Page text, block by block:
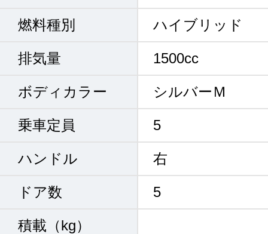
燃料種別 ハイブリッド
排気量 1500cc
ボディカラー シルバーＭ
乗車定員 5
ハンドル 右
ドア数 5
積載（kg）